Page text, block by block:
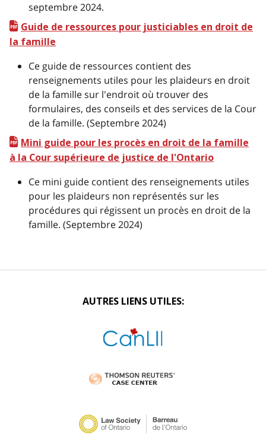
septembre 2024.
Guide de ressources pour justiciables en droit de
la famille
Ce guide de ressources contient des
renseignements utiles pour les plaideurs en droit
de la famille sur l'endroit où trouver des
formulaires, des conseils et des services de la Cour
de la famille. (Septembre 2024)
Mini guide pour les procès en droit de la famille
à la Cour supérieure de justice de l'Ontario
Ce mini guide contient des renseignements utiles
pour les plaideurs non représentés sur les
procédures qui régissent un procès en droit de la
famille. (Septembre 2024)
AUTRES LIENS UTILES: